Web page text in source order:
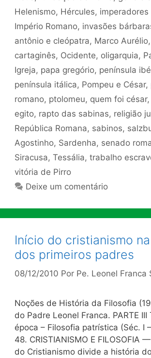
Helenismo, Hércules, imperadores
Império Romano, invasões
antônio e cleópatra, Marco Aurélio,
cartaginês, Ocidente, oligarquia,
Igreja, papa gregório, península
península itálica, Pompeu e César,
romano, ptolomeu, quem foi césar,
egito, rapto das sabinas, religião
República Romana, sabinos,
Agostinho, Sardenha, senado
Siracusa, Tessália, trabalho
vitória de Pirro
Deixe um comentário
Início do cristianismo
dos primeiros padres
08/12/2010 Por Pe. Leonel Franca
Noções de História da Filosofia
do Padre Leonel Franca. PARTE III
época – Filosofia patrística (Séc. I
48. CRISTIANISMO Ε FILOSOFIA
do Cristianismo divide a história